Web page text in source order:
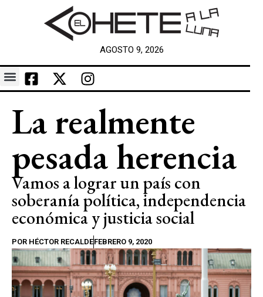
AGOSTO 9, 2026
La realmente
pesada herencia
Vamos a lograr un país con
soberanía política, independencia
económica y justicia social
POR HÉCTOR RECALDEFEBRERO 9, 2020